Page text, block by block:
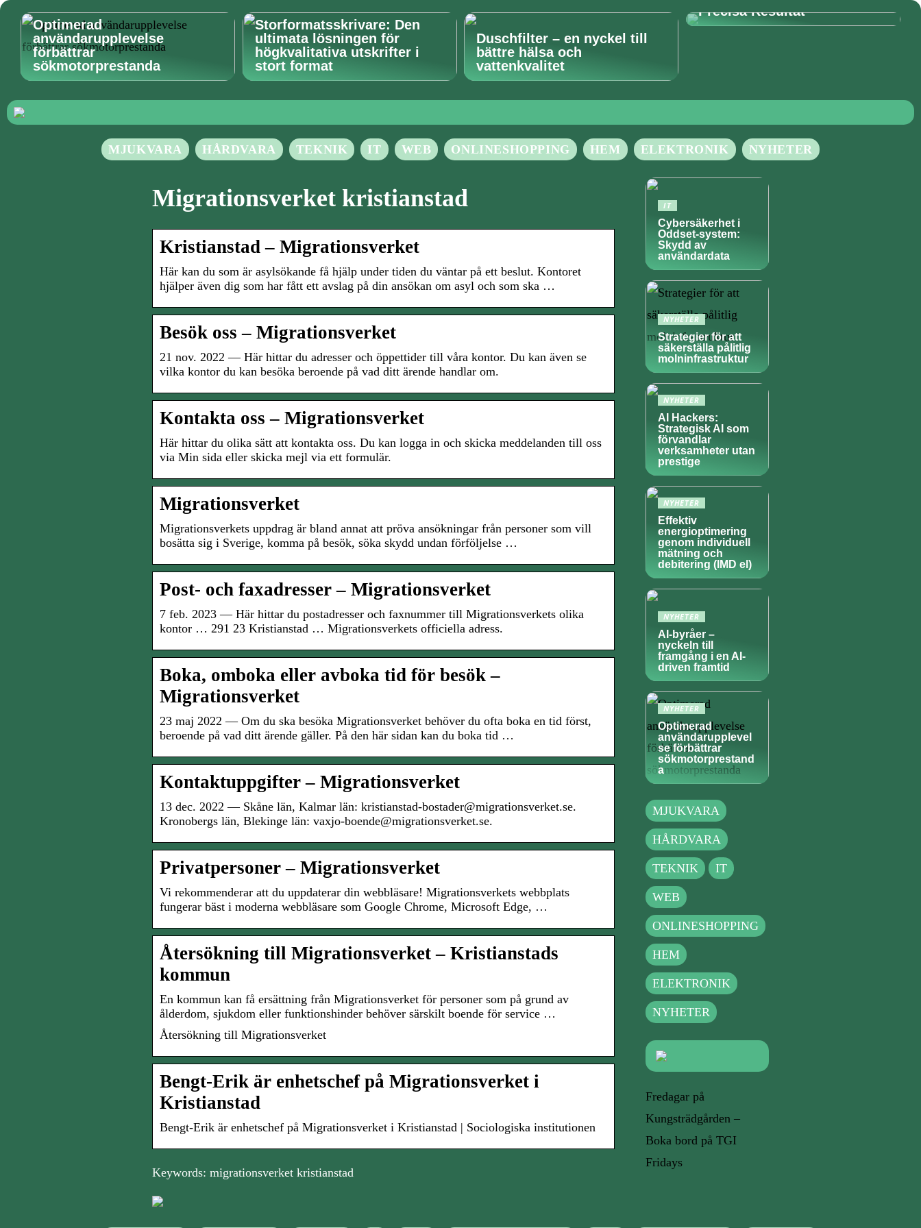
Optimerad
användarupplevelse
förbättrar
sökmotorprestanda
Storformatsskrivare: Den
ultimata lösningen för
högkvalitativa utskrifter i
stort format
Duschfilter – en nyckel till
bättre hälsa och
vattenkvalitet
Precisa Resultat
MJUKVARA HÅRDVARA TEKNIK IT WEB ONLINESHOPPING HEM ELEKTRONIK NYHETER
Migrationsverket kristianstad
Kristianstad – Migrationsverket
Här kan du som är asylsökande få hjälp under tiden du väntar på ett beslut. Kontoret
hjälper även dig som har fått ett avslag på din ansökan om asyl och som ska …
Besök oss – Migrationsverket
21 nov. 2022 — Här hittar du adresser och öppettider till våra kontor. Du kan även se
vilka kontor du kan besöka beroende på vad ditt ärende handlar om.
Kontakta oss – Migrationsverket
Här hittar du olika sätt att kontakta oss. Du kan logga in och skicka meddelanden till oss
via Min sida eller skicka mejl via ett formulär.
Migrationsverket
Migrationsverkets uppdrag är bland annat att pröva ansökningar från personer som vill
bosätta sig i Sverige, komma på besök, söka skydd undan förföljelse …
Post- och faxadresser – Migrationsverket
7 feb. 2023 — Här hittar du postadresser och faxnummer till Migrationsverkets olika
kontor … 291 23 Kristianstad … Migrationsverkets officiella adress.
Boka, omboka eller avboka tid för besök –
Migrationsverket
23 maj 2022 — Om du ska besöka Migrationsverket behöver du ofta boka en tid först,
beroende på vad ditt ärende gäller. På den här sidan kan du boka tid …
Kontaktuppgifter – Migrationsverket
13 dec. 2022 — Skåne län, Kalmar län: kristianstad-bostader@migrationsverket.se.
Kronobergs län, Blekinge län: vaxjo-boende@migrationsverket.se.
Privatpersoner – Migrationsverket
Vi rekommenderar att du uppdaterar din webbläsare! Migrationsverkets webbplats
fungerar bäst i moderna webbläsare som Google Chrome, Microsoft Edge, …
Återsökning till Migrationsverket – Kristianstads
kommun
En kommun kan få ersättning från Migrationsverket för personer som på grund av
ålderdom, sjukdom eller funktionshinder behöver särskilt boende för service …
Återsökning till Migrationsverket
Bengt-Erik är enhetschef på Migrationsverket i
Kristianstad
Bengt-Erik är enhetschef på Migrationsverket i Kristianstad | Sociologiska institutionen
Keywords: migrationsverket kristianstad
IT
Cybersäkerhet i
Oddset-system:
Skydd av
användardata
NYHETER
Strategier för att
säkerställa pålitlig
molninfrastruktur
NYHETER
AI Hackers:
Strategisk AI som
förvandlar
verksamheter utan
prestige
NYHETER
Effektiv
energioptimering
genom individuell
mätning och
debitering (IMD el)
NYHETER
AI-byråer –
nyckeln till
framgång i en AI-
driven framtid
NYHETER
Optimerad
användarupplevel
se förbättrar
sökmotorprestand
a
MJUKVARA
HÅRDVARA
TEKNIK IT
WEB
ONLINESHOPPING
HEM
ELEKTRONIK
NYHETER
Fredagar på
Kungsträdgården –
Boka bord på TGI
Fridays